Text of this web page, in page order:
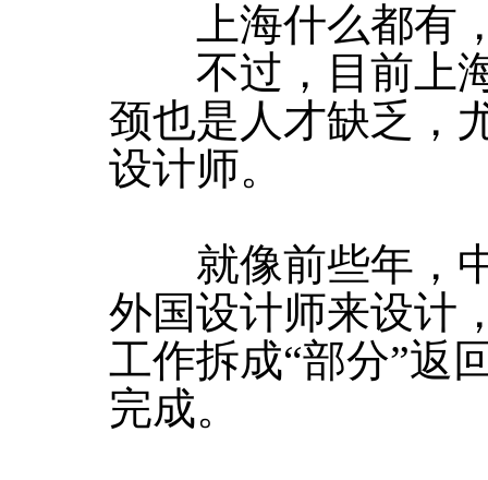
上海什么都有，
不过，目前上海
颈也是人才缺乏，
设计师。
就像前些年，中
外国设计师来设计
工作拆成“部分”返
完成。